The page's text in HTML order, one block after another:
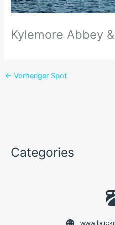
Kylemore Abbey
← Vorheriger Spot
Categories